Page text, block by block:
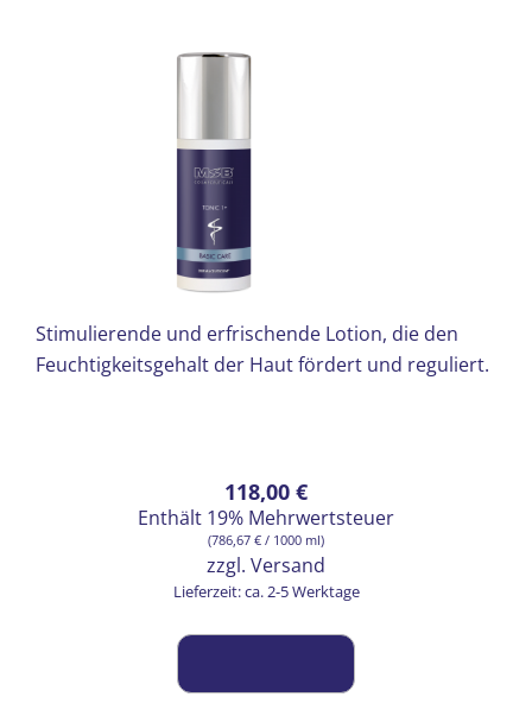
Stimulierende und erfrischende Lotion, die den
Feuchtigkeitsgehalt der Haut fördert und reguliert.
118,00 €
Enthält 19% Mehrwertsteuer
(786,67 € / 1000 ml)
zzgl. Versand
Lieferzeit: ca. 2-5 Werktage